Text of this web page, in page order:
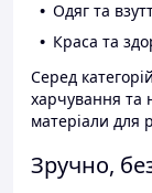
Одяг та
Краса та
Серед
харчування та
матеріали для
Зручно,